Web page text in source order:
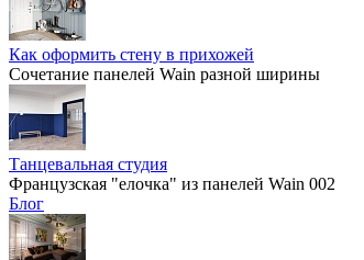
Как оформить стену в прихожей
Сочетание панелей Wain разной ширины
Танцевальная студия
Французская "елочка" из панелей Wain 002
Блог